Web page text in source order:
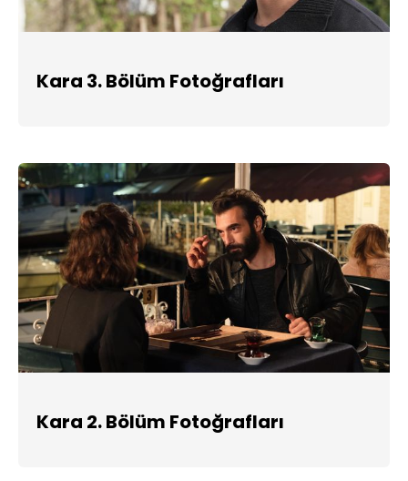
Kara 3. Bölüm Fotoğrafları
Kara 2. Bölüm Fotoğrafları